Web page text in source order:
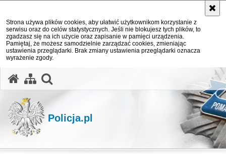
Strona używa plików cookies, aby ułatwić użytkownikom korzystanie z
serwisu oraz do celów statystycznych. Jeśli nie blokujesz tych plików, to
zgadzasz się na ich użycie oraz zapisanie w pamięci urządzenia.
Pamiętaj, że możesz samodzielnie zarządzać cookies, zmieniając
ustawienia przeglądarki. Brak zmiany ustawienia przeglądarki oznacza
wyrażenie zgody.
Policja.pl